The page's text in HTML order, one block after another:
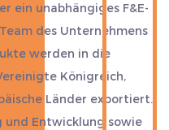
ein unabhängiges F&E-
des Unternehmens
werden in die
Königreich,
Länder exportiert.
und Entwicklung sowie